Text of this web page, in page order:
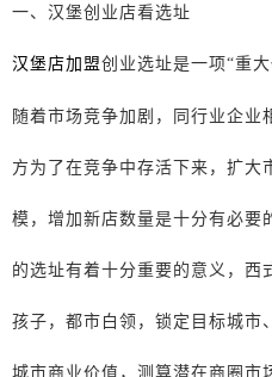
一、汉堡创业店看选址
汉堡店加盟创业选址是一项“重
随着市场竞争加剧，同行业企业
方为了在竞争中存活下来，扩大
模，增加新店数量是十分有必要
的选址有着十分重要的意义，西
孩子，都市白领，锁定目标城市
城市商业价值，测算潜在商圈市